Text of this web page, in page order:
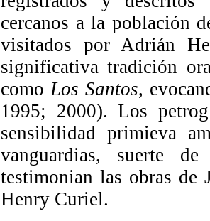
cercanos a la población
visitados por Adrián
significativa tradición
como Los Santos,
1995; 2000). Los
sensibilidad primieva
vanguardias, suerte
testimonian las obras
Henry Curiel.